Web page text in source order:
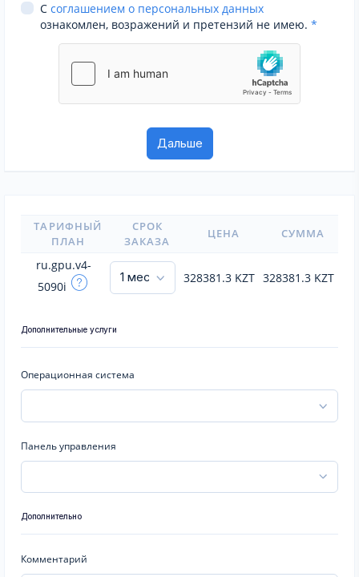
С соглашением о персональных данных
ознакомлен, возражений и претензий не имею. *
ТАРИФНЫЙ
ПЛАН
СРОК
ЗАКАЗА
ЦЕНА СУММА
ru.gpu.v4-
5090i
328381.3 KZT 328381.3 KZT
Дополнительные услуги
Операционная система
Панель управления
Дополнительно
Комментарий